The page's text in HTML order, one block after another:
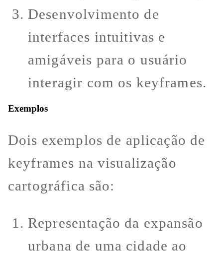
Desenvolvimento de
interfaces intuitivas e
amigáveis para o usuário
interagir com os keyframes.
Exemplos
Dois exemplos de aplicação de
keyframes na visualização
cartográfica são:
Representação da expansão
urbana de uma cidade ao